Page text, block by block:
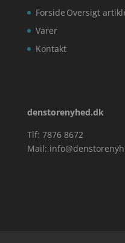
Forside
Varer
Kontakt
Oversigt
denstorenyhed.dk
Tlf: 7876 8672
Mail: